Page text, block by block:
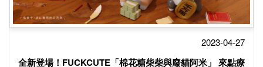
2023-04-27
全新登場！FUCKCUTE「棉花糖柴柴與廢貓阿米」 來點療